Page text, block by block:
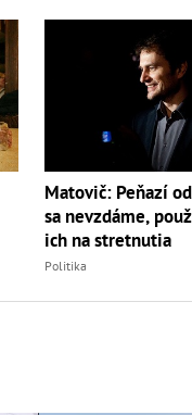
Matovič: Peňazí
sa nevzdáme,
ich na stretnutia
Politika